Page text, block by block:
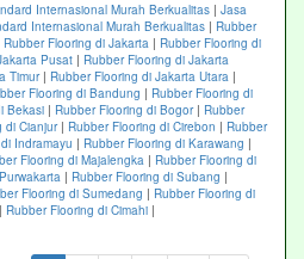
Internasional Murah Berkualitas | Jasa
Internasional Murah Berkualitas | Rubber
Rubber Flooring di Jakarta | Rubber Flooring di
Pusat | Rubber Flooring di Jakarta
Timur| Rubber Flooring di Jakarta Utara |
Flooring di Bandung | Rubber Flooring di
Bekasi | Rubber Flooring di Bogor| Rubber
di Cianjur| Rubber Flooring di Cirebon | Rubber
Indramayu | Rubber Flooring di Karawang |
Flooring di Majalengka | Rubber Flooring di
| Rubber Flooring di Subang |
Flooring di Sumedang | Rubber Flooring di
| Rubber Flooring di Cimahi |